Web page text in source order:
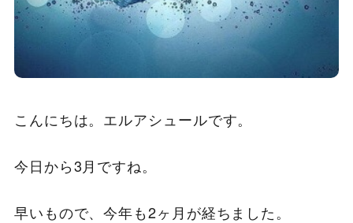
こんにちは。エルアシュールです。
今日から3月ですね。
早いもので、今年も2ヶ月が経ちました。